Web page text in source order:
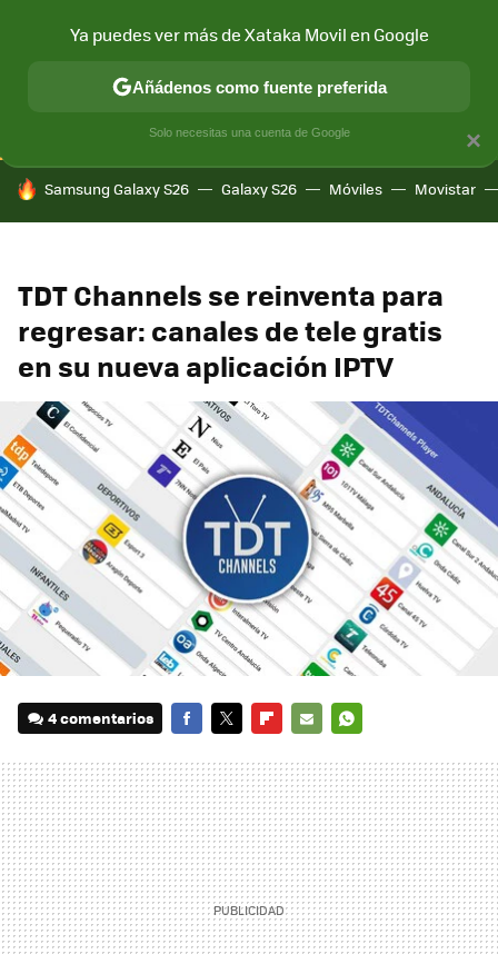
CONECTIVIDAD MÓVIL Y SOCIEDAD APLICACIONES
HOY SE HABLA DE
Samsung Galaxy S26 Galaxy S26 Móviles Movistar
TDT Channels se reinventa para
regresar: canales de tele gratis
en su nueva aplicación IPTV
4 comentarios
MAIL
×
Ya puedes ver más de Xataka Movil en Google
Añádenos como fuente preferida
Solo necesitas una cuenta de Google